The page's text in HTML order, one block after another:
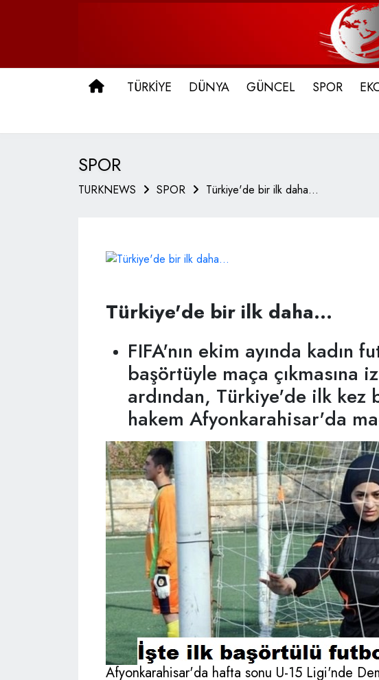
ANA SAYFA
TÜRKİYE DÜNYA GÜNCEL SPOR
SPOR
TURKNEWS SPOR Türkiye'de bir ilk daha...
Türkiye'de bir ilk daha...
FIFA'nın ekim ayında kadın
başörtüyle maça çıkmasına
ardından, Türkiye'de ilk kez
hakem Afyonkarahisar'da
Afyonkarahisar'da hafta sonu U-15 Ligi'nde